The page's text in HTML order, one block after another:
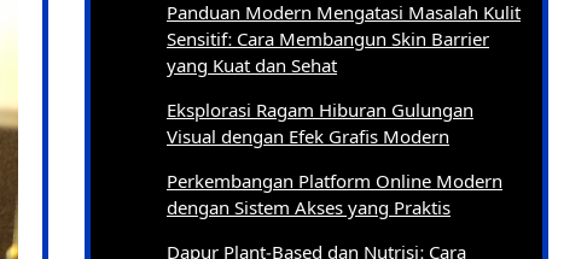
Panduan Modern Mengatasi Masalah Kulit
Sensitif: Cara Membangun Skin Barrier
yang Kuat dan Sehat
Eksplorasi Ragam Hiburan Gulungan
Visual dengan Efek Grafis Modern
Perkembangan Platform Online Modern
dengan Sistem Akses yang Praktis